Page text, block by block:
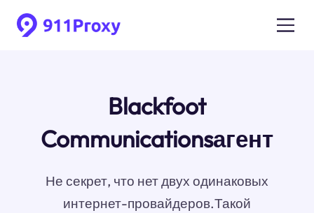
Blackfoot
Communicationsагент
Не секрет, что нет двух одинаковых
интернет-провайдеров.Такой